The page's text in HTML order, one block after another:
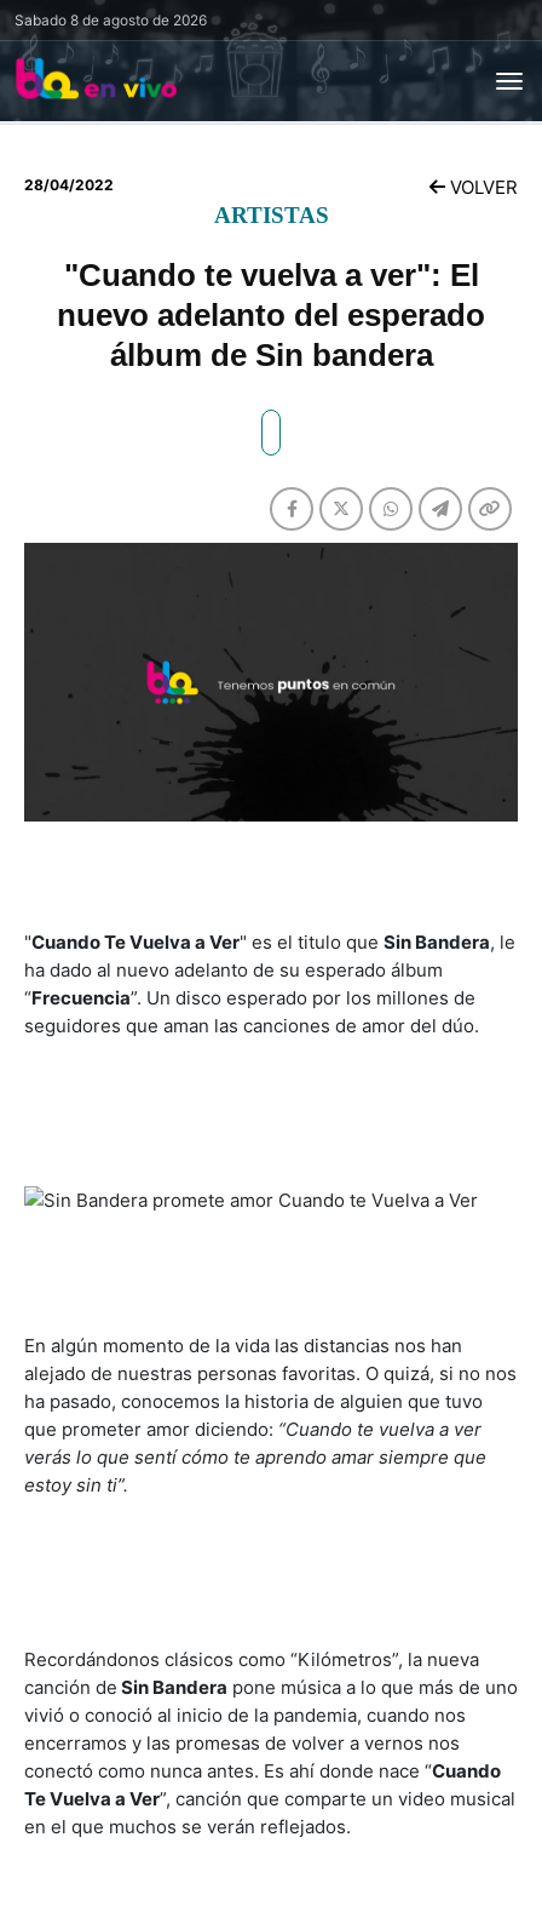
Sabado 8 de agosto de 2026
28/04/2022 VOLVER
ARTISTAS
"Cuando te vuelva a ver": El
nuevo adelanto del esperado
álbum de Sin bandera
"Cuando Te Vuelva a Ver" es el titulo que Sin Bandera, le
ha dado al nuevo adelanto de su esperado álbum
“Frecuencia”. Un disco esperado por los millones de
seguidores que aman las canciones de amor del dúo.
En algún momento de la vida las distancias nos han
alejado de nuestras personas favoritas. O quizá, si no nos
ha pasado, conocemos la historia de alguien que tuvo
que prometer amor diciendo: “Cuando te vuelva a ver
verás lo que sentí cómo te aprendo amar siempre que
estoy sin ti”.
Recordándonos clásicos como “Kilómetros”, la nueva
canción de Sin Bandera pone música a lo que más de uno
vivió o conoció al inicio de la pandemia, cuando nos
encerramos y las promesas de volver a vernos nos
conectó como nunca antes. Es ahí donde nace “Cuando
Te Vuelva a Ver”, canción que comparte un video musical
en el que muchos se verán reflejados.